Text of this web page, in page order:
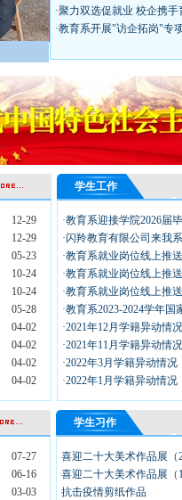
·聚力双选促就业 校企携
·教育系开展"访企拓岗"专
12-29
12-29
05-23
10-24
10-24
05-28
04-02
04-02
04-02
04-02
学生工作
·教育系迎接学院2026届
·闪羚教育有限公司来我
·教育系就业岗位线上推送
·教育系就业岗位线上推送
·教育系就业岗位线上推送
·教育系2023-2024学年
·2021年12月学籍异动情况
·2021年11月学籍异动情况
·2022年3月学籍异动情况
·2022年1月学籍异动情况
07-27
06-16
03-03
学生习作
喜迎二十大美术作品展（2
喜迎二十大美术作品展（1
抗击疫情剪纸作品